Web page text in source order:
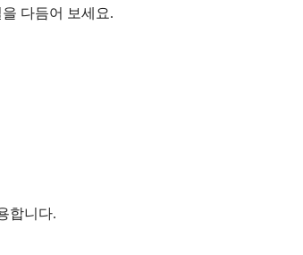
다듬어 보세요.
합니다.